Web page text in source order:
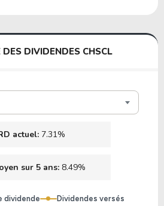
DES DIVIDENDES CHSCL
actuel: 7.31%
sur 5 ans: 8.49%
dividende Dividendes versés